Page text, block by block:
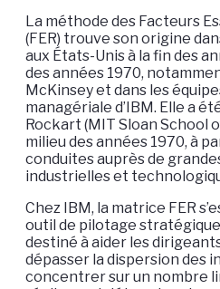
La méthode des Facteurs
(FER) trouve son origine
aux États-Unis à la fin des
des années 1970,
McKinsey et dans les
managériale d’IBM. Elle a
Rockart (MIT Sloan School
milieu des années 1970, à
conduites auprès de
industrielles et
Chez IBM, la matrice FER
outil de pilotage
destiné à aider les
dépasser la dispersion des
concentrer sur un nombre